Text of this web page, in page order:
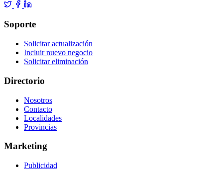
Soporte
Solicitar actualización
Incluir nuevo negocio
Solicitar eliminación
Directorio
Nosotros
Contacto
Localidades
Provincias
Marketing
Publicidad